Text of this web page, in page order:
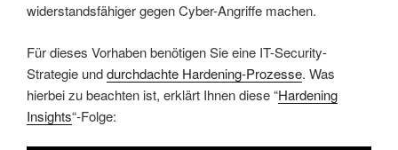
widerstandsfähiger gegen Cyber-Angriffe machen.
Für dieses Vorhaben benötigen Sie eine IT-Security-
Strategie unddurchdachte Hardening-Prozesse. Was
hierbei zu beachten ist, erklärt Ihnen diese “Hardening
Insights“-Folge: